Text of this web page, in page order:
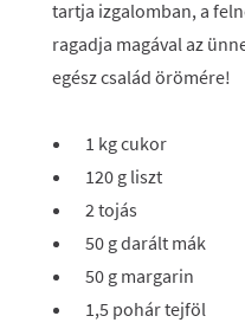
tartja izgalomban, a
ragadja magával az
egész család örömére!
1 kg cukor
120 g liszt
2 tojás
50 g darált mák
50 g margarin
1,5 pohár tejföl